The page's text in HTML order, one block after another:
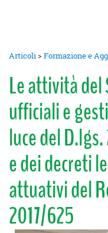
Articoli>Formazione e
Le attività del
ufficiali e
luce del
e dei decreti
attuativi del
2017/625